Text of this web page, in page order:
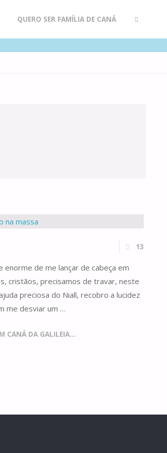
QUERO SER FAMÍLIA DE CANÁ
13
de me lançar de cabeça em
cristãos, precisamos de travar, neste
preciosa do Niall, recobro a lucidez
me desviar um …
CANÁ DA GALILEIA...